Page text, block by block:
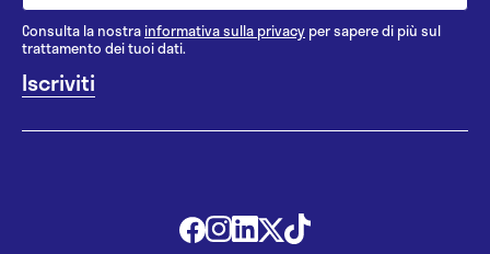
Consulta la nostrainformativa sulla privacy per sapere di più sul
trattamento dei tuoi dati.